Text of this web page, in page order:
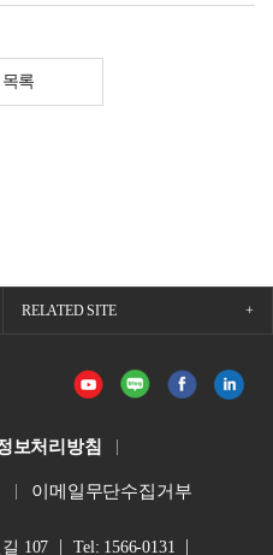
목록
RELATED SITE
보처리방침
이메일무단수집거부
107 Tel: 1566-0131